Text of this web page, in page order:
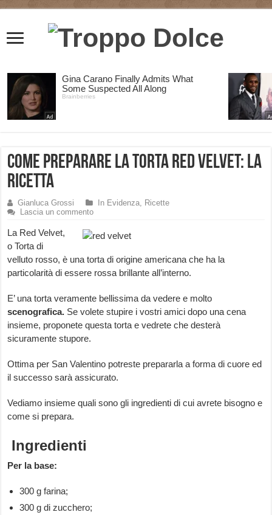
Come preparare la Torta Red Velvet: la
Ricetta
Gianluca Grossi In Evidenza, Ricette
Lascia un commento
La Red Velvet,
o Torta di
velluto rosso, è una torta di origine americana che ha la
particolarità di essere rossa brillante all’interno.
E’ una torta veramente bellissima da vedere e molto
scenografica. Se volete stupire i vostri amici dopo una cena
insieme, proponete questa torta e vedrete che desterà
sicuramente stupore.
Ottima per San Valentino potreste prepararla a forma di cuore ed
il successo sarà assicurato.
Vediamo insieme quali sono gli ingredienti di cui avrete bisogno e
come si prepara.
Ingredienti
Per la base:
300 g farina;
300 g di zucchero;